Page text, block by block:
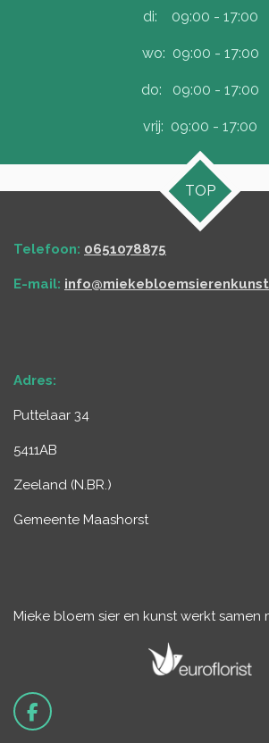
di: 09:00 - 17:00
wo: 09:00 - 17:00
do: 09:00 - 17:00
vrij: 09:00 - 17:00
TOP
Telefoon: 0651078875
E-mail:
Adres:
Puttelaar 34
5411AB
Zeeland (N.BR.)
Gemeente Maashorst
Mieke bloem sier en kunst werkt samen
F
a